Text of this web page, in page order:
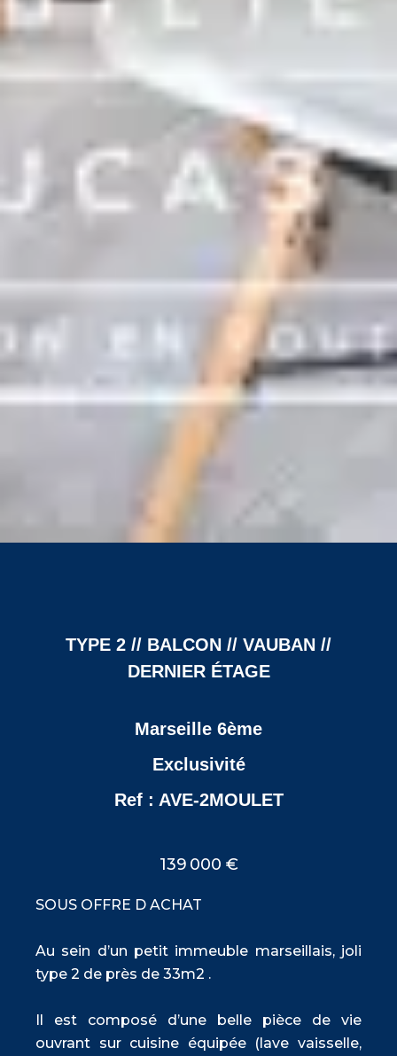
TYPE 2 // BALCON // VAUBAN //
DERNIER ÉTAGE
Marseille 6ème
Exclusivité
Ref : AVE-2MOULET
139 000 €
SOUS OFFRE D ACHAT
Au sein d’un petit immeuble marseillais, joli
type 2 de près de 33m2 .
Il est composé d’une belle pièce de vie
ouvrant sur cuisine équipée (lave vaisselle,